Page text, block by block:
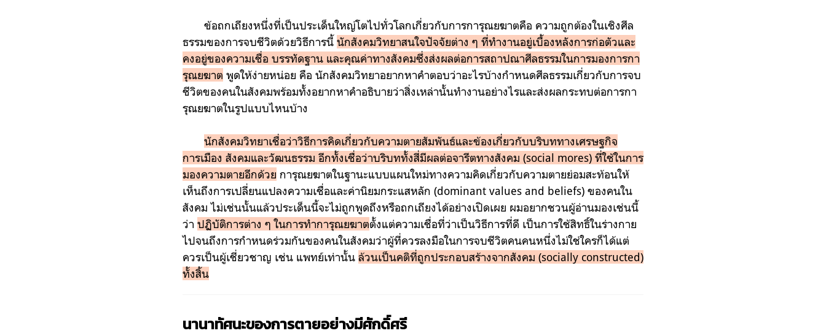
ข้อถกเถียงหนึ่งที่เป็นประเด็นใหญ่โตไปทั่วโลกเกี่ยวกับการการุณยฆาตคือ ความถูกต้องในเชิงศีล
ธรรมของการจบชีวิตด้วยวิธีการนี้ นักสังคมวิทยาสนใจปัจจัยต่าง ๆ ที่ทำงานอยู่เบื้องหลังการก่อตัวและ
คงอยู่ของความเชื่อ บรรทัดฐาน และคุณค่าทางสังคมซึ่งส่งผลต่อการสถาปณาศีลธรรมในการมองการกา
รุณยฆาต พูดให้ง่ายหน่อย คือ นักสังคมวิทยาอยากหาคำตอบว่าอะไรบ้างกำหนดศีลธรรมเกี่ยวกับการจบ
ชีวิตของคนในสังคมพร้อมทั้งอยากหาคำอธิบายว่าสิ่งเหล่านั้นทำงานอย่างไรและส่งผลกระทบต่อการกา
รุณยฆาตในรูปแบบไหนบ้าง
นักสังคมวิทยาเชื่อว่าวิธีการคิดเกี่ยวกับความตายสัมพันธ์และข้องเกี่ยวกับบริบททางเศรษฐกิจ
การเมือง สังคมและวัฒนธรรม อีกทั้งเชื่อว่าบริบททั้งสี่มีผลต่อจารีตทางสังคม (social mores) ที่ใช้ในการ
มองความตายอีกด้วย การุณยฆาตในฐานะแบบแผนใหม่ทางความคิดเกี่ยวกับความตายย่อมสะท้อนให้
เห็นถึงการเปลี่ยนแปลงความเชื่อและค่านิยมกระแสหลัก (dominant values and beliefs) ของคนใน
สังคม ไม่เช่นนั้นแล้วประเด็นนี้จะไม่ถูกพูดถึงหรือถกเถียงได้อย่างเปิดเผย ผมอยากชวนผู้อ่านมองเช่นนี้
ว่า ปฏิบัติการต่าง ๆ ในการทำการุณยฆาตตั้งแต่ความเชื่อที่ว่าเป็นวิธีการที่ดี เป็นการใช้สิทธิ์ในร่างกาย
ไปจนถึงการกำหนดร่วมกันของคนในสังคมว่าผู้ที่ควรลงมือในการจบชีวิตคนคนหนึ่งไม่ใช่ใครก็ได้แต่
ควรเป็นผู้เชี่ยวชาญ เช่น แพทย์เท่านั้น ล้วนเป็นคติที่ถูกประกอบสร้างจากสังคม (socially constructed)
ทั้งสิ้น
นานาทัศนะของการตายอย่างมีศักดิ์ศรี